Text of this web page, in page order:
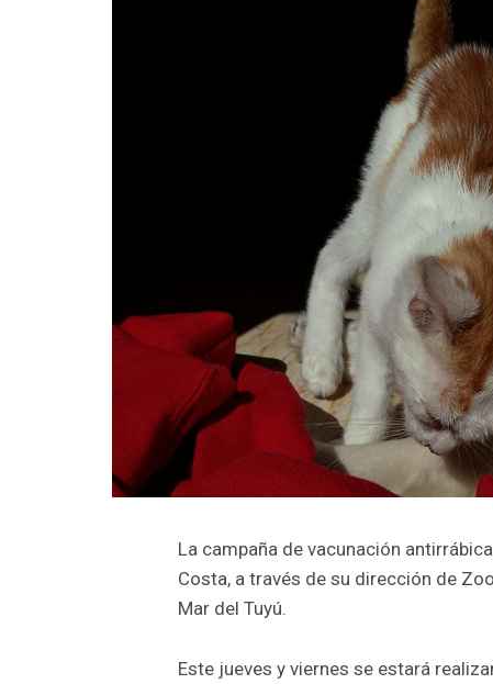
La campaña de vacunación
Costa, a través de su dirección de
Mar del Tuyú.
Este jueves y viernes se estará